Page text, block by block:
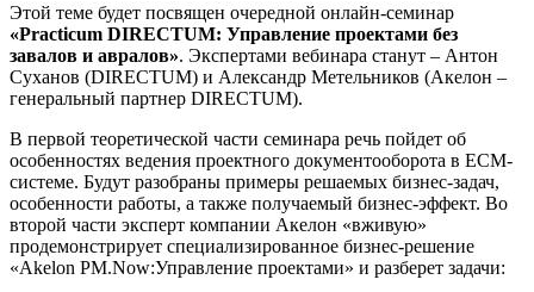
Этой теме будет посвящен очередной онлайн-семинар
«Practicum DIRECTUM: Управление проектами без
завалов и авралов». Экспертами вебинара станут – Антон
Суханов (DIRECTUM) и Александр Метельников (Акелон –
генеральный партнер DIRECTUM).
В первой теоретической части семинара речь пойдет об
особенностях ведения проектного документооборота в ECM-
системе. Будут разобраны примеры решаемых бизнес-задач,
особенности работы, а также получаемый бизнес-эффект. Во
второй части эксперт компании Акелон «вживую»
продемонстрирует специализированное бизнес-решение
«Akelon PM.Now:Управление проектами» и разберет задачи: